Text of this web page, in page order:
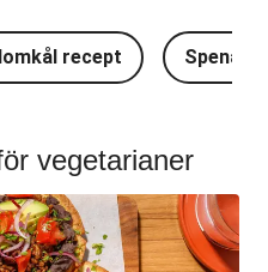
recept Spenat
vegetarianer